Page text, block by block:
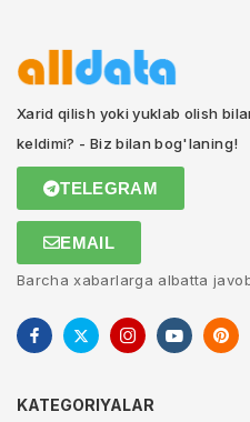
Xarid qilish yoki yuklab olish
keldimi? - Biz bilan bog'laning!
TELEGRAM
EMAIL
Barcha xabarlarga albatta
KATEGORIYALAR